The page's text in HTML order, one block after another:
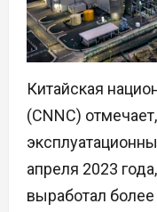
Китайская
(CNNC)
апреля 2023
выработал